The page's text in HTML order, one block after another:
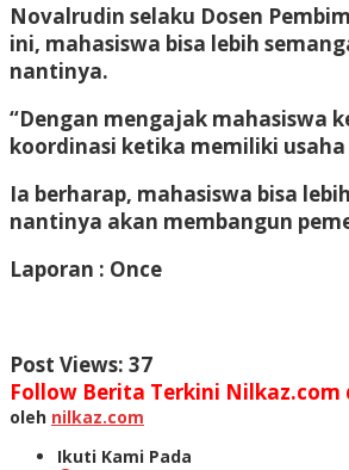
Novalrudin selaku Dosen
ini, mahasiswa bisa lebih
nantinya.
“Dengan mengajak mahasiswa
koordinasi ketika memiliki
Ia berharap, mahasiswa bisa
nantinya akan membangun
Laporan : Once
Post Views: 37
Follow Berita Terkini Nilkaz.com
oleh nilkaz.com
Ikuti Kami Pada